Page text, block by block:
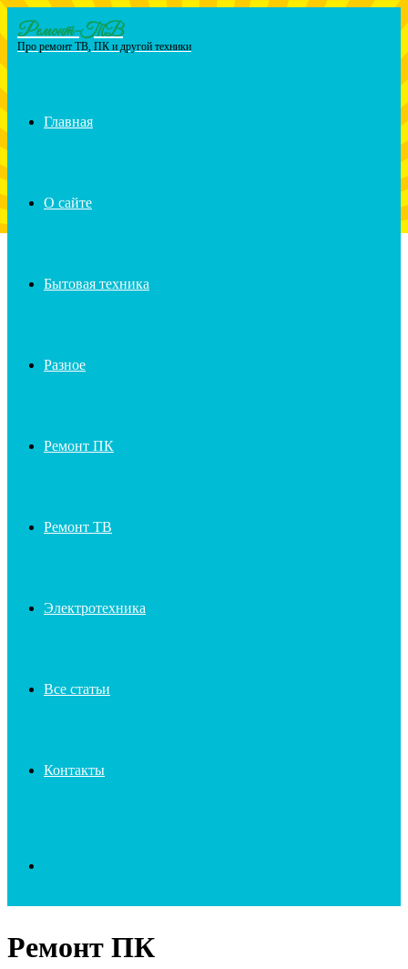
Menu
Ремонт-ТВ
Про ремонт ТВ, ПК и другой техники
Главная
О сайте
Бытовая техника
Разное
Ремонт ПК
Ремонт ТВ
Электротехника
Все статьи
Контакты
for
Ремонт ПК